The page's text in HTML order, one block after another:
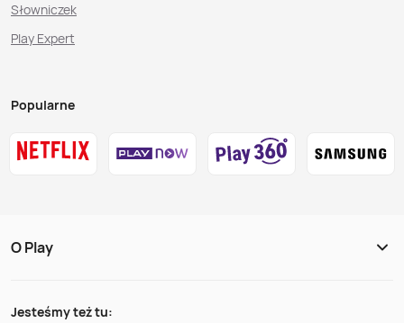
Słowniczek
Play Expert
Popularne
O Play
Jesteśmy też tu: